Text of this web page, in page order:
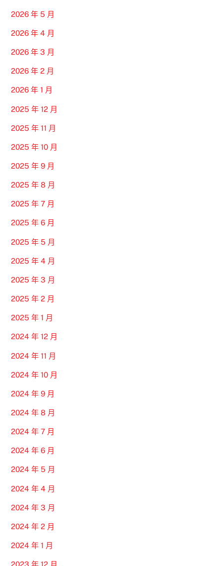
2026 年 5 月
2026 年 4 月
2026 年 3 月
2026 年 2 月
2026 年 1 月
2025 年 12 月
2025 年 11 月
2025 年 10 月
2025 年 9 月
2025 年 8 月
2025 年 7 月
2025 年 6 月
2025 年 5 月
2025 年 4 月
2025 年 3 月
2025 年 2 月
2025 年 1 月
2024 年 12 月
2024 年 11 月
2024 年 10 月
2024 年 9 月
2024 年 8 月
2024 年 7 月
2024 年 6 月
2024 年 5 月
2024 年 4 月
2024 年 3 月
2024 年 2 月
2024 年 1 月